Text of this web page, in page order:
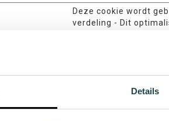
Details
Deze cookie wordt
verdeling - Dit
gebruikt door de
bezoeker en de